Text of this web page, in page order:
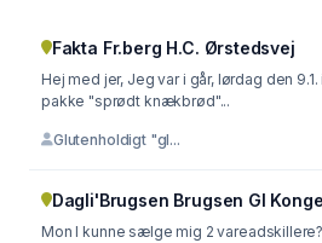
Fakta Fr.berg H.C. Ørstedsvej
Hej med jer, Jeg var i går, lørdag den 9.1. i fakta og købte bl.a. en
pakke "sprødt knækbrød"...
Glutenholdigt "gl...
Dagli'Brugsen Brugsen Gl
Mon I kunne sælge mig 2